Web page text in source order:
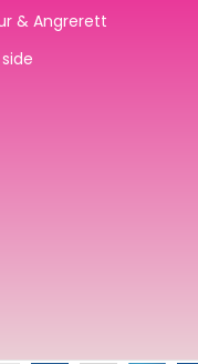
& Angrerett